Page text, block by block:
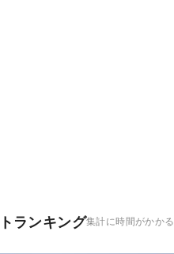
ランキング集計に時間がかか